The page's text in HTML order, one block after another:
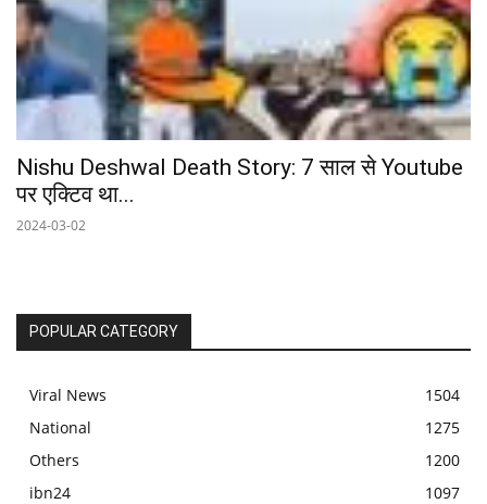
Nishu Deshwal Death Story: 7 साल से Youtube
पर एक्टिव था...
2024-03-02
POPULAR CATEGORY
Viral News
1504
National
1275
Others
1200
ibn24
1097